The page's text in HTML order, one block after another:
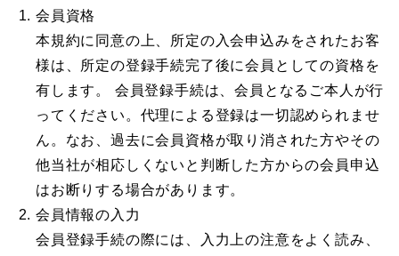
会員資格
本規約に同意の上、所定の入会申込みをされたお客
様は、所定の登録手続完了後に会員としての資格を
有します。 会員登録手続は、会員となるご本人が行
ってください。代理による登録は一切認められませ
ん。なお、過去に会員資格が取り消された方やその
他当社が相応しくないと判断した方からの会員申込
はお断りする場合があります。
会員情報の入力
会員登録手続の際には、入力上の注意をよく読み、